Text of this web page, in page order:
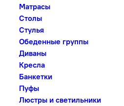
Матрасы
Столы
Стулья
Обеденные группы
Диваны
Кресла
Банкетки
Пуфы
Люстры и светильники